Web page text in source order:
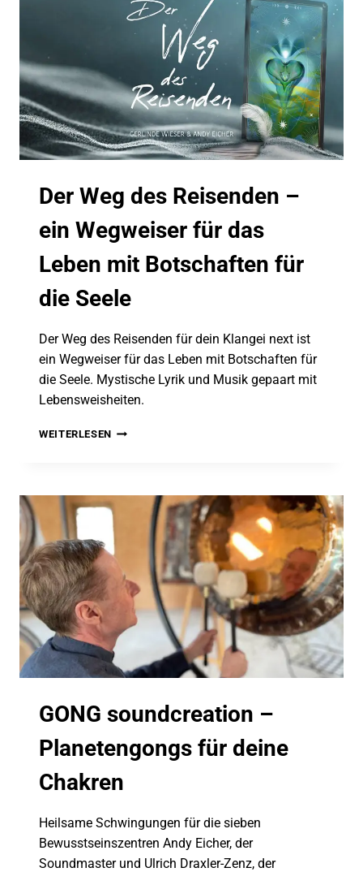
Der Weg des Reisenden –
ein Wegweiser für das
Leben mit Botschaften für
die Seele
Der Weg des Reisenden für dein Klangei next ist
ein Wegweiser für das Leben mit Botschaften für
die Seele. Mystische Lyrik und Musik gepaart mit
Lebensweisheiten.
WEITERLESEN DER
–
EIN
WEGWEISER
FÜR
DAS
LEBEN
MIT
BOTSCHAFTEN
FÜR
DIE
SEELE
GONG soundcreation –
Planetengongs für deine
Chakren
Heilsame Schwingungen für die sieben
Bewusstseinszentren Andy Eicher, der
Soundmaster und Ulrich Draxler-Zenz, der